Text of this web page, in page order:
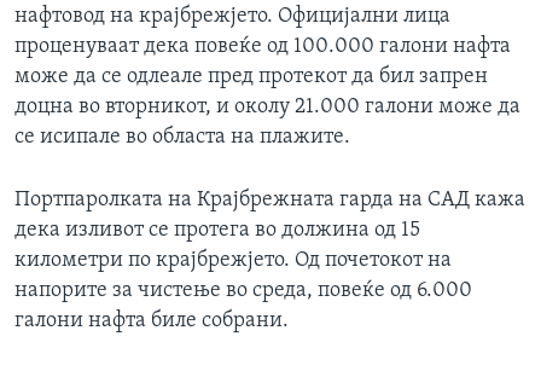
нафтовод на крајбрежјето. Официјални лица
проценуваат дека повеќе од 100.000 галони нафта
може да се одлеале пред протекот да бил запрен
доцна во вторникот, и околу 21.000 галони може да
се исипале во областа на плажите.
Портпаролката на Крајбрежната гарда на САД кажа
дека изливот се протега во должина од 15
километри по крајбрежјето. Од почетокот на
напорите за чистење во среда, повеќе од 6.000
галони нафта биле собрани.